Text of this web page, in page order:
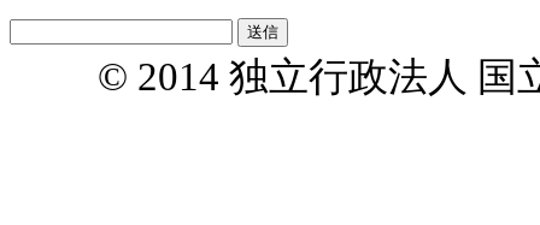
© 2014 独立行政法人 国